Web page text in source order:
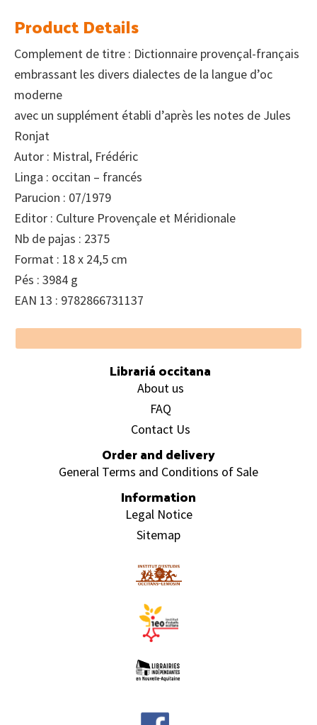
Product Details
Complement de titre : Dictionnaire provençal-français
embrassant les divers dialectes de la langue d’oc
moderne
avec un supplément établi d’après les notes de Jules
Ronjat
Autor : Mistral, Frédéric
Linga : occitan – francés
Parucion : 07/1979
Editor : Culture Provençale et Méridionale
Nb de pajas : 2375
Format : 18 x 24,5 cm
Pés : 3984 g
EAN 13 : 9782866731137
Footer
Librariá occitana
About us
FAQ
Contact Us
Order and delivery
General Terms and Conditions of Sale
Information
Legal Notice
Sitemap